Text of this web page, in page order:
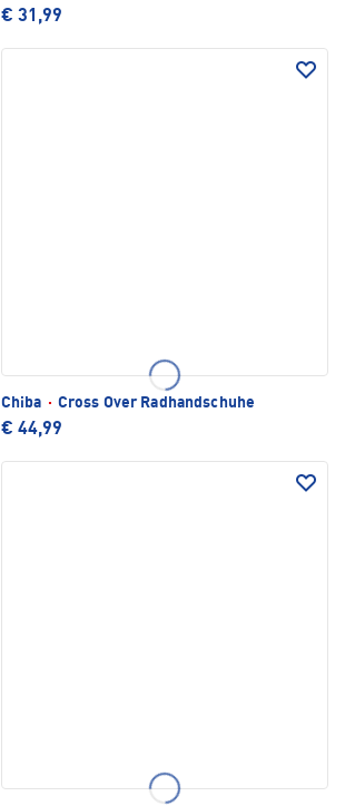
€ 31,99
Chiba · Cross Over Radhandschuhe
€ 44,99